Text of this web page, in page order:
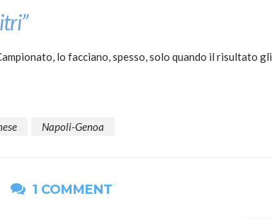
lo facciano, spesso, solo quando il risultato gli
Napoli-Genoa
1 COMMENT